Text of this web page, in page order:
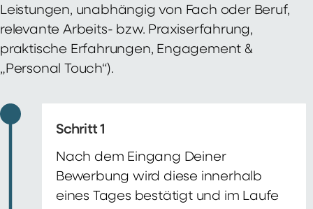
Leistungen, unabhängig von Fach oder Beruf,
relevante Arbeits- bzw. Praxiserfahrung,
praktische Erfahrungen, Engagement &
„Personal Touch“).
Schritt 1
Nach dem Eingang Deiner
Bewerbung wird diese innerhalb
eines Tages bestätigt und im Laufe